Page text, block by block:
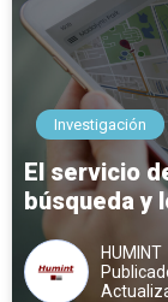
Investigación
El servicio
búsqueda y
proceder
HUMINT